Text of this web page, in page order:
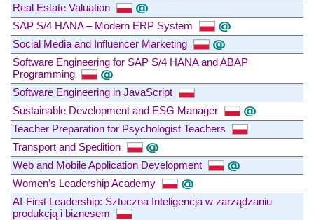
Real Estate Valuation
SAP S/4 HANA – Modern ERP System
Social Media and Influencer Marketing
Software Engineering for SAP S/4 HANA and ABAP
Programming
Software Engineering in JavaScript
Sustainable Development and ESG Manager
Teacher Preparation for Psychologist Teachers
Transport and Spedition
Web and Mobile Application Development
Women’s Leadership Academy
AI-First Leadership: Sztuczna Inteligencja w zarządzaniu
produkcją i biznesem